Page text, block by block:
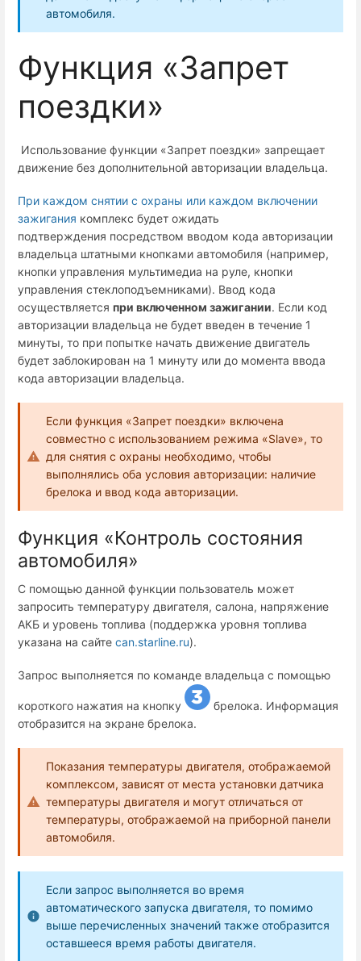
автомобиля.
Функция «Запрет
поездки»
Использование функции «Запрет поездки» запрещает
движение без дополнительной авторизации владельца.
При каждом снятии с охраны или каждом включении
зажигания комплекс будет ожидать
подтверждения посредством вводом кода авторизации
владельца штатными кнопками автомобиля (например,
кнопки управления мультимедиа на руле, кнопки
управления стеклоподъемниками). Ввод кода
осуществляется при включенном зажигании. Если код
авторизации владельца не будет введен в течение 1
минуты, то при попытке начать движение двигатель
будет заблокирован на 1 минуту или до момента ввода
кода авторизации владельца.
Если функция «Запрет поездки» включена
совместно с использованием режима «Slave», то
для снятия с охраны необходимо, чтобы
выполнялись оба условия авторизации: наличие
брелока и ввод кода авторизации.
Функция «Контроль состояния
автомобиля»
С помощью данной функции пользователь может
запросить температуру двигателя, салона, напряжение
АКБ и уровень топлива (поддержка уровня топлива
указана на сайте can.starline.ru).
Запрос выполняется по команде владельца с помощью
короткого нажатия на кнопку
брелока. Информация
отобразится на экране брелока.
Показания температуры двигателя, отображаемой
комплексом, зависят от места установки датчика
температуры двигателя и могут отличаться от
температуры, отображаемой на приборной панели
автомобиля.
Если запрос выполняется во время
автоматического запуска двигателя, то помимо
выше перечисленных значений также отобразится
оставшееся время работы двигателя.